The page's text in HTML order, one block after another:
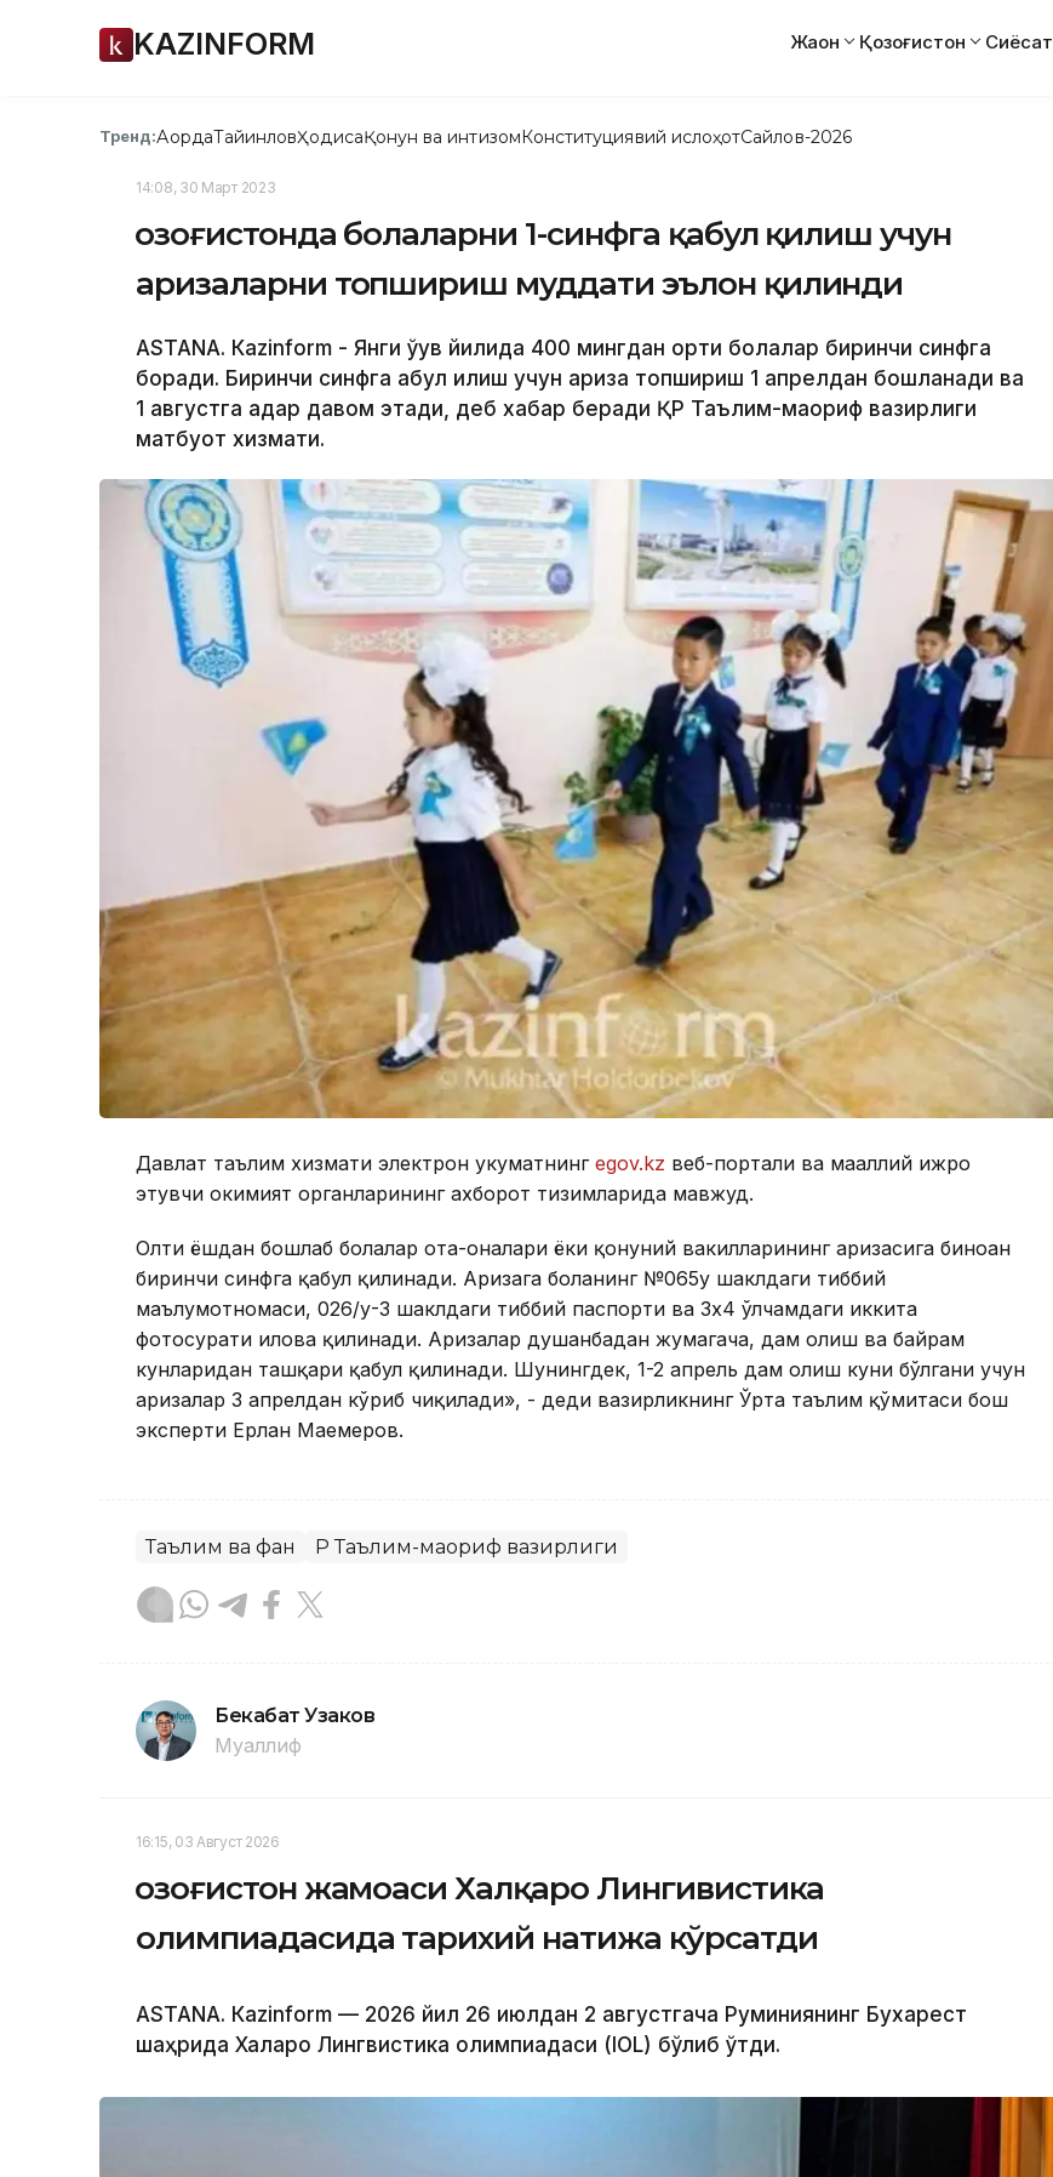
KAZINFORM Жаҳон Қозоғистон Сиёсат
Тренд:АқордаТайинловҲодисаҚонун ва интизомКонституциявий ислоҳотСайлов-2026
14:08, 30 Март 2023
Қозоғистонда болаларни 1-синфга қабул қилиш учун
аризаларни топшириш муддати эълон қилинди
ASTANА. Кazinform - Янги ўқув йилида 400 мингдан ортиқ болалар биринчи синфга
боради. Биринчи синфга қабул қилиш учун ариза топшириш 1 апрелдан бошланади ва
1 августга қадар давом этади, деб хабар беради ҚР Таълим-маориф вазирлиги
матбуот хизмати.
Давлат таълим хизмати электрон ҳукуматнинг egov.kz веб-портали ва маҳаллий ижро
этувчи ҳокимият органларининг ахборот тизимларида мавжуд.
Олти ёшдан бошлаб болалар ота-оналари ёки қонуний вакилларининг аризасига биноан
биринчи синфга қабул қилинади. Аризага боланинг №065у шаклдаги тиббий
маълумотномаси, 026/у-3 шаклдаги тиббий паспорти ва 3х4 ўлчамдаги иккита
фотосурати илова қилинади. Аризалар душанбадан жумагача, дам олиш ва байрам
кунларидан ташқари қабул қилинади. Шунингдек, 1-2 апрель дам олиш куни бўлгани учун
аризалар 3 апрелдан кўриб чиқилади», - деди вазирликнинг Ўрта таълим қўмитаси бош
эксперти Ерлан Маемеров.
Таълим ва фан ҚР Таълим-маориф вазирлиги
Бекабат Узаков
Муаллиф
16:15, 03 Август 2026
Қозоғистон жамоаси Халқаро Лингивистика
олимпиадасида тарихий натижа кўрсатди
ASTANА. Кazinform — 2026 йил 26 июлдан 2 августгача Руминиянинг Бухарест
шаҳрида Халқаро Лингвистика олимпиадаси (IOL) бўлиб ўтди.